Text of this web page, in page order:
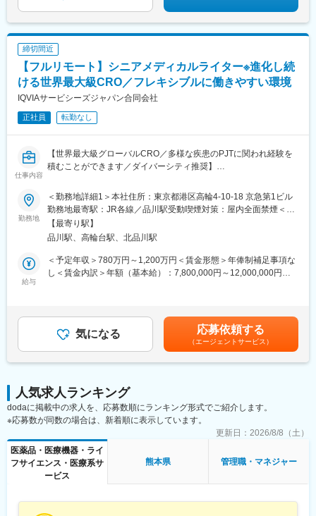
締切間近
【フルリモート】シニアメディカルライター※進化し続
ける世界最大級CRO／フレキシブルに働きやすい環境
IQVIAサービシーズジャパン合同会社
正社員 転勤なし
仕事内容
【世界最大級グローバルCRO／多様な疾患のPJTに関われ経験を
積むことができます／ダイバーシティ推奨】
から、幅広い治療分野の業務を受託しているため、様々な文書作
成に携わり、非常に多くの経験をすることができます。また、社
内の教育システムも充実しており、新規案件に対して専門的なア
プローチが可能な体制になっています。
■仕事内容：
リード・メディカル・ライターとして次のような業務をお任せし
・グローバル試験の治験実施計画書に対して日本要件を満たすた
めの修正版の作成およびレビュー業務・臨床研究・PMS関連文書
（実施計画書、安全性定期報告書、論文など）の作成およびレビ
■仕事の魅力：
・医薬品、医療機器、再生医療等幅広い分野の開発品目に関する
・文書作成に際し、社内の医師や薬事の専門知識を有する者から
アドバイスを受けることできます
・グローバルメディカルライティングのメンバーとしてグローバ
ルな環境で仕事をすることができます
勤務地
＜勤務地詳細1＞本社住所：東京都港区高輪4-10-18 京急第1ビル
勤務地最寄駅：JR各線／品川駅受動喫煙対策：屋内全面禁煙＜勤
務地詳細2＞全国住所：全国 ※希望勤務地はアドバイザーにお伝
えください。 受動喫煙対策：屋内全面禁煙変更の範囲：会社の定
【最寄り駅】
品川駅、高輪台駅、北品川駅
給与
＜予定年収＞780万円～1,200万円＜賃金形態＞年俸制補足事項な
し＜賃金内訳＞年額（基本給）：7,800,000円～12,000,000円＜
す。■昇給：年1回■業績賞与：年1回賃金はあくまでも目安の金額
であり、選考を通じて上下する可能性があります。月給(月額)は固
定手当を含めた表記です。
気になる 応募依頼する
（エージェントサービス）
人気求人ランキング
dodaに掲載中の求人を、応募数順にランキング形式でご紹介します。
※応募数が同数の場合は、新着順に表示しています。
更新日： 2026/8/8（土）
医薬品・医療機器・ライ
フサイエンス・医療系サ
ービス
熊本県 管理職・マネジャー